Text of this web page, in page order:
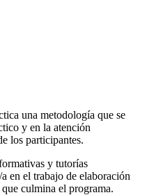
una metodología que se
y en la atención
los participantes.
y tutorías
en el trabajo de elaboración
culmina el programa.